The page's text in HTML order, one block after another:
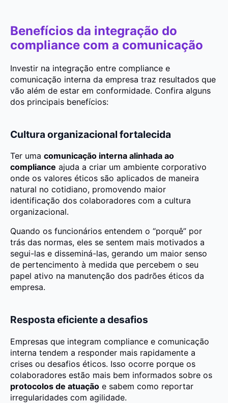
Benefícios da integração do
compliance com a comunicação
Investir na integração entre compliance e
comunicação interna da empresa traz resultados que
vão além de estar em conformidade. Confira alguns
dos principais benefícios:
Cultura organizacional fortalecida
Ter uma comunicação interna alinhada ao
compliance ajuda a criar um ambiente corporativo
onde os valores éticos são aplicados de maneira
natural no cotidiano, promovendo maior
identificação dos colaboradores com a cultura
organizacional.
Quando os funcionários entendem o “porquê” por
trás das normas, eles se sentem mais motivados a
segui-las e disseminá-las, gerando um maior senso
de pertencimento à medida que percebem o seu
papel ativo na manutenção dos padrões éticos da
empresa.
Resposta eficiente a desafios
Empresas que integram compliance e comunicação
interna tendem a responder mais rapidamente a
crises ou desafios éticos. Isso ocorre porque os
colaboradores estão mais bem informados sobre os
protocolos de atuação e sabem como reportar
irregularidades com agilidade.